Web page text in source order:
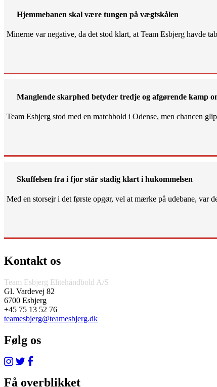
Hjemmebanen skal være tungen på vægtskålen
Minerne var negative, da det stod klart, at Team Esbjerg havde
Manglende skarphed betyder tredje og afgørende kamp
Team Esbjerg stod med en matchbold i Odense, men chancen
Skuffelsen fra i fjor står stadig klart i hukommelsen
Med en storsejr i det første opgør, vel at mærke på udebane, var
Kontakt os
Team Esbjerg Elitehåndbold A/S
Gl. Vardevej 82
6700 Esbjerg
+45 75 13 52 76
teamesbjerg@teamesbjerg.dk
Følg os
Få overblikket